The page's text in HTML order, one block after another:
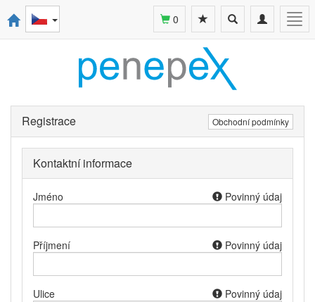
Toggle
navigation
Toggle
search
0
Registrace Obchodní podmínky
Kontaktní informace
Jméno Povinný údaj
Příjmení Povinný údaj
Ulice Povinný údaj